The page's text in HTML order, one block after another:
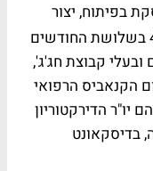
בפיתוח, יצור
ואספקת מוצרי קנאביס, צנחה בכ-47% בשלושת החודשים
ובעלי קבוצת חג'ג',
הקנאביס הרפואי
יו"ר הדירקטוריון
בחברה, בדיסקאונט